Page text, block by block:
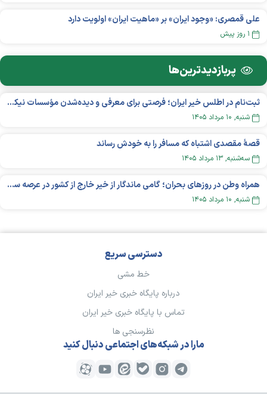
علی قمصری: «وجود ایران» بر «ماهیت ایران» اولویت دارد
۱ روز پیش
پربازدید‌ترین‌ها
ثبت‌نام در اطلس خیر ایران؛ فرصتی برای معرفی و دیده‌شدن مؤسسات نیکوکاری
شنبه, ۱۰ مرداد ۱۴۰۵
قصهٔ مقصدی اشتباه که مسافر را به خودش رساند
سه‌شنبه, ۱۳ مرداد ۱۴۰۵
همراه وطن در روزهای بحران؛ گامی ماندگار از خیر خارج از کشور در عرصه سلامت
شنبه, ۱۰ مرداد ۱۴۰۵
دسترسی سریع
خط مشی
درباره پایگاه خبری خیر ایران
تماس با پایگاه خبری خیر ایران
نظرسنجی ها
مارا در شبکه‌های اجتماعی دنبال کنید